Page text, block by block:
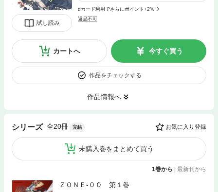
試し読み
dカード利用でさらにポイント+2%
返品不可
カートへ 今すぐ買う
作品をチェックする
作品情報へ
シリーズ 全20冊 完結 お気に入り登録
未購入巻をまとめて買う
1巻から | 最新刊から
ＺＯＮＥ‐００ 第１巻